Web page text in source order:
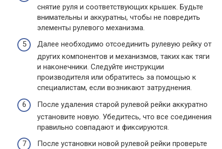
снятие руля и соответствующих крышек. Будьте
внимательны и аккуратны, чтобы не повредить
элементы рулевого механизма.
Далее необходимо отсоединить рулевую рейку от
других компонентов и механизмов, таких как тяги
и наконечники. Следуйте инструкции
производителя или обратитесь за помощью к
специалистам, если возникают затруднения.
После удаления старой рулевой рейки аккуратно
установите новую. Убедитесь, что все соединения
правильно совпадают и фиксируются.
После установки новой рулевой рейки проверьте